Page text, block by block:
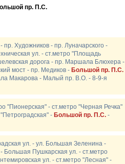
пр. П.С.
Художников - пр. Луначарского -
ул. - ст.метро "Площадь
дорога - пр. Маршала Блюхера -
мост - пр. Медиков - Большой пр. П.С.
Макарова - Малый пр. В.О. - 8-9-я
"Пионерская" - ст.метро "Черная Речка"
- Большой пр. П.С. -
ул. - ул. Большая Зеленина -
Большая Пушкарская ул. - ст.метро
ул. - ст.метро "Лесная" -